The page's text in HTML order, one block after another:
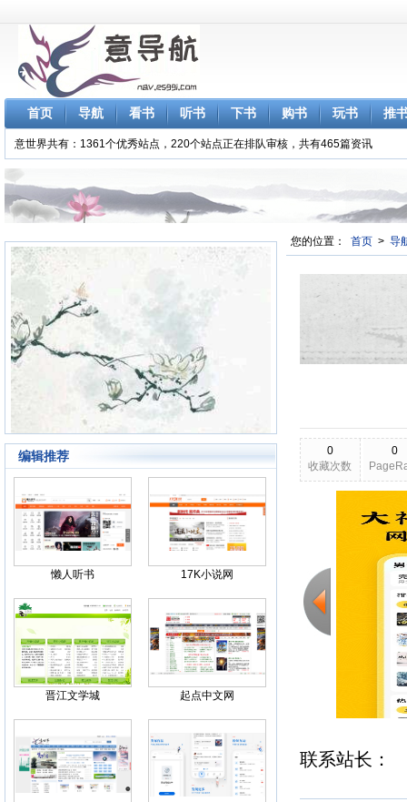
首页 导航 看书 听书 下书 购书 玩书 推
意世界共有：1361个优秀站点，220个站点正在排队审核，共有465篇资讯
编辑推荐
懒人听书 17K小说网
晋江文学城 起点中文网
您的位置： 首页 > 导
0
收藏次数
0
联系站长